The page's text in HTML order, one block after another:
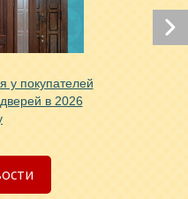
у покупателей
в 2026